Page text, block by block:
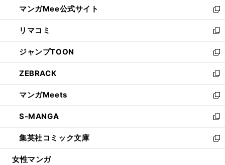
く
ド
ウ
で
開
く
ィ
ン
ド
ウ
で
開
く
い
ウ
ィ
ン
ド
ウ
で
開
く
マンガMee公式サイト
新
し
い
ウ
ィ
ン
ド
ウ
で
開
く
リマコミ
新
し
い
ウ
ィ
ン
ド
ウ
で
開
く
ジャンプTOON
新
し
い
ウ
ィ
ン
ド
ウ
で
開
ZEBRACK
新
し
い
ウ
ィ
ン
ド
ウ
マンガMeets
新
し
い
ウ
ィ
ン
S-MANGA
新
し
い
ウ
集英社コミック文庫
新
し
女性マンガ